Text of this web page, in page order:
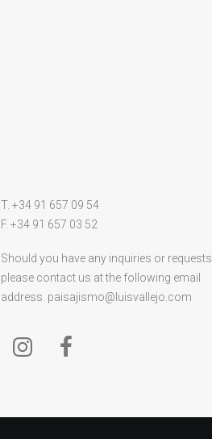
T. +34 91 657 09 54
F. +34 91 657 03 52
Should you have any inquiries or requests,
please contact us at the following email
address. paisajismo@luisvallejo.com